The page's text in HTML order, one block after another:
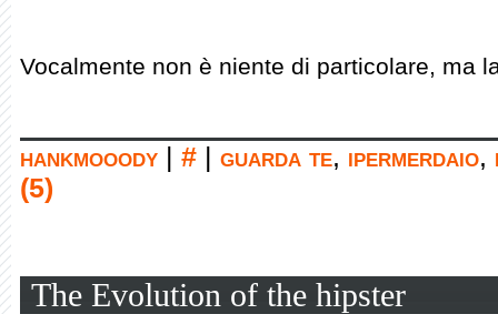
Vocalmente non è niente di particolare, ma
hankmooody # guarda te, ipermerdaio,
(5)
The Evolution of the hipster